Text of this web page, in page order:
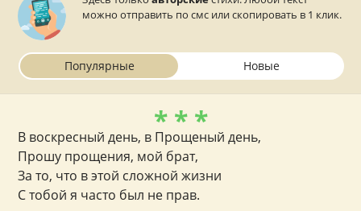
симпатичных смсок с короткими поздравлениями (1-2
четверостишия). Осталось их отправить на телефон!
можно отправить по смс или скопировать в 1 клик.
Популярные Новые
* * *
В воскресный день, в Прощеный день,
Прошу прощения, мой брат,
За то, что в этой сложной жизни
С тобой я часто был не прав.